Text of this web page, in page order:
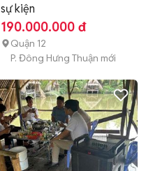
sự kiện
190.000.000 đ
Quận 12
P. Đông Hưng Thuận mới